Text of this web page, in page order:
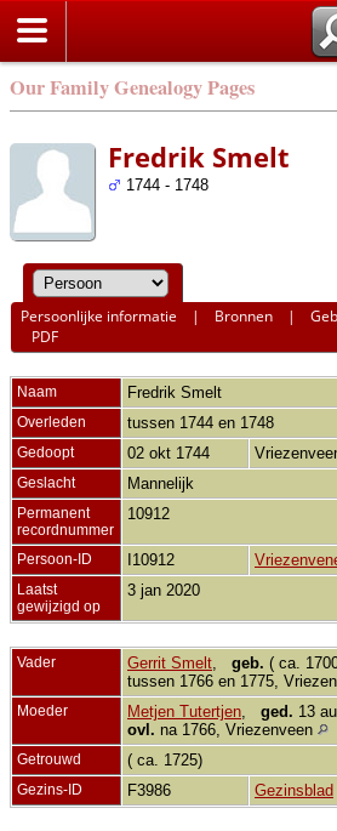
Our Family Genealogy Pages
Fredrik Smelt
1744 - 1748
Persoonlijke informatie | Bronnen |
PDF
Naam Fredrik Smelt
Overleden tussen 1744 en 1748
Gedoopt 02 okt 1744
Geslacht Mannelijk
Permanent
recordnummer
10912
Persoon-ID I10912
Laatst
gewijzigd op
3 jan 2020
Vader Gerrit Smelt geb. ( ca.
tussen 1766 en 1775,
Moeder Metjen Tutertjen ged. 13
ovl. na 1766, Vriezenveen
Getrouwd ( ca. 1725)
Gezins-ID F3986 Gezinsblad